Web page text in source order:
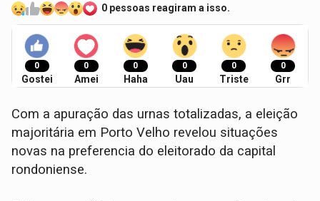
0 pessoas reagiram a isso.
0
Gostei
0
Amei
0
Haha
0
Uau
0
Triste
0
Grr
Com a apuração das urnas totalizadas, a eleição
majoritária em Porto Velho revelou situações
novas na preferencia do eleitorado da capital
rondoniense.